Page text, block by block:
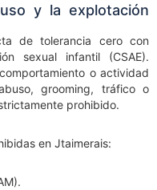
y la explotación
de tolerancia cero con
sexual infantil (CSAE).
o actividad
grooming, tráfico o
prohibido.
en Jtaimerais: